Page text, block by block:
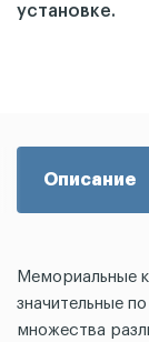
установке.
Описание
Мемориальные
значительные
множества